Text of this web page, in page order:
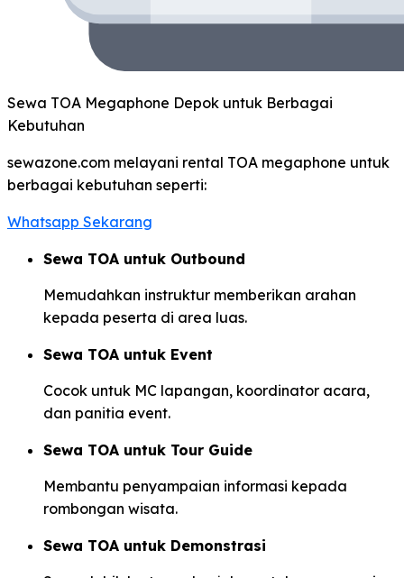
Sewa TOA Megaphone Depok untuk Berbagai
Kebutuhan
sewazone.com melayani rental TOA megaphone untuk
berbagai kebutuhan seperti:
Whatsapp Sekarang
Sewa TOA untuk Outbound
Memudahkan instruktur memberikan arahan
kepada peserta di area luas.
Sewa TOA untuk Event
Cocok untuk MC lapangan, koordinator acara,
dan panitia event.
Sewa TOA untuk Tour Guide
Membantu penyampaian informasi kepada
rombongan wisata.
Sewa TOA untuk Demonstrasi